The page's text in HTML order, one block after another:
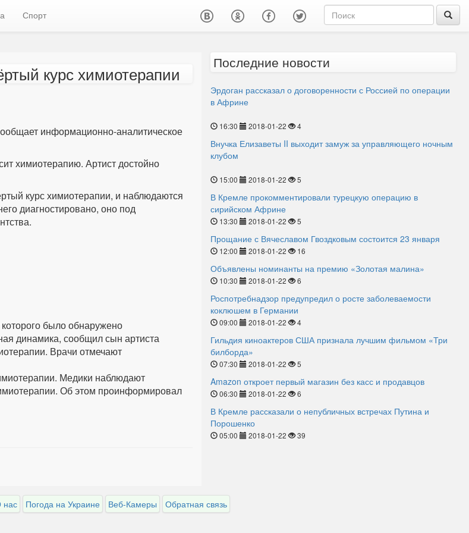
Спорт
курс химиотерапии
информационно-аналитическое
химиотерапию. Артист достойно
курс химиотерапии, и наблюдаются
диагностировано, оно под
было обнаружено
динамика, сообщил сын артиста
Врачи отмечают
Медики наблюдают
Об этом проинформировал
Последние новости
Эрдоган рассказал о договоренности с Россией по операции
в Африне
16:30 2018-01-22 4
Внучка Елизаветы II выходит замуж за управляющего ночным
клубом
15:00 2018-01-22 5
В Кремле прокомментировали турецкую операцию в
сирийском Африне
13:30 2018-01-22 5
Прощание с Вячеславом Гвоздковым состоится 23 января
12:00 2018-01-22 16
Объявлены номинанты на премию «Золотая малина»
10:30 2018-01-22 6
Роспотребнадзор предупредил о росте заболеваемости
коклюшем в Германии
09:00 2018-01-22 4
Гильдия киноактеров США признала лучшим фильмом «Три
билборда»
07:30 2018-01-22 5
Amazon откроет первый магазин без касс и продавцов
06:30 2018-01-22 6
В Кремле рассказали о непубличных встречах Путина и
Порошенко
05:00 2018-01-22 39
нас Погода на Украине Веб-Камеры Обратная связь